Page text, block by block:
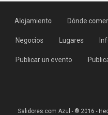
Alojamiento Dónde comer
Negocios Lugares
Publicar un evento
Salidores.com Azul - ® 2016 -